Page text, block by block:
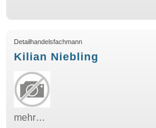
Detailhandelsfachmann
Kilian Niebling
mehr…